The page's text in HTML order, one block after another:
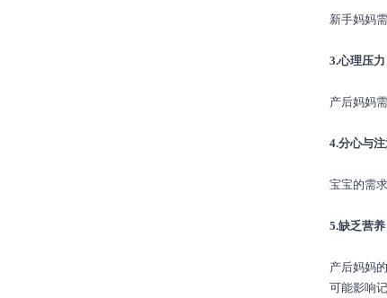
新手妈妈
3.心理压力
产后妈妈
4.分心与
宝宝的需
5.缺乏营养
产后妈妈
可能影响